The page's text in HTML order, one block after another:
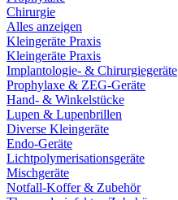
Chirurgie
Alles anzeigen
Kleingeräte Praxis
Kleingeräte Praxis
Implantologie- & Chirurgiegeräte
Prophylaxe & ZEG-Geräte
Hand- & Winkelstücke
Lupen & Lupenbrillen
Diverse Kleingeräte
Endo-Geräte
Lichtpolymerisationsgeräte
Mischgeräte
Notfall-Koffer & Zubehör